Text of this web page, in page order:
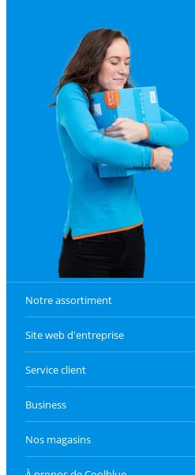
Notre assortiment
Site web d'entreprise
Service client
Business
Nos magasins